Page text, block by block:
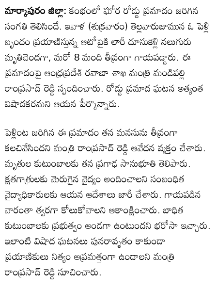
మార్కాపురం జిల్లా:కంభంలో ఘోర రోడ్డు ప్రమాదం జరిగిన
సంగతి తెలిసిందే. ఇవాళ (శుక్రవారం) తెల్లవారుజామున ఓ పెళ్లి
బృందం ప్రయాణిస్తున్న ఆటోపైకి లారీ దూసుకెళ్లి నలుగురు
మృతిచెందగా, మరో 8 మంది తీవ్రంగా గాయపడ్డారు. ఈ
ప్రమాదంపై ఆంధ్రప్రదేశ్ రవాణా శాఖ మంత్రి మండిపల్లి
రాంప్రసాద్ రెడ్డి స్పందించారు. రోడ్డు ప్రమాద ఘటన అత్యంత
విషాదకరమని ఆయన పేర్కొన్నారు.
పెళ్లింట జరిగిన ఈ ప్రమాదం తన మనసును తీవ్రంగా
కలచివేసిందని మంత్రి రాంప్రసాద్ రెడ్డి ఆవేదన వ్యక్తం చేశారు.
మృతుల కుటుంబాలకు తన ప్రగాఢ సానుభూతి తెలిపారు.
క్షతగాత్రులకు మెరుగైన వైద్యం అందించాలని సంబంధిత
వైద్యాధికారులకు ఆయన ఆదేశాలు జారీ చేశారు. గాయపడిన
వారంతా త్వరగా కోలుకోవాలని ఆకాంక్షించారు. బాధిత
కుటుంబాలకు ప్రభుత్వం అండగా ఉంటుందని భరోసా ఇచ్చారు.
ఇలాంటి విషాద ఘటనలు పునరావృతం కాకుండా
ప్రయాణికులు నిత్యం అప్రమత్తంగా ఉండాలని మంత్రి
రాంప్రసాద్ రెడ్డి సూచించారు.